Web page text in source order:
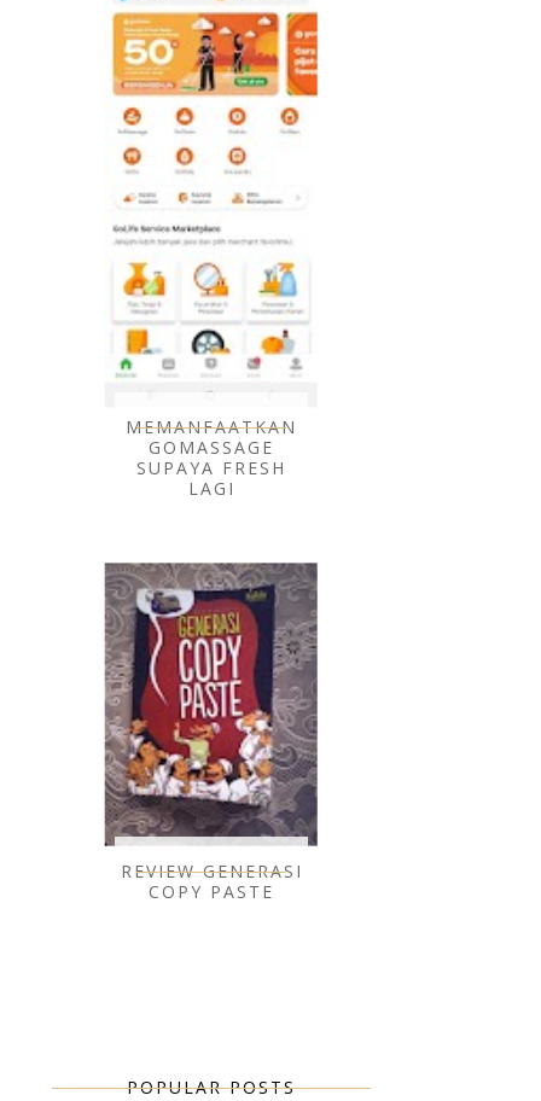
MEMANFAATKAN
GOMASSAGE
SUPAYA FRESH
LAGI
REVIEW GENERASI
COPY PASTE
POPULAR POSTS